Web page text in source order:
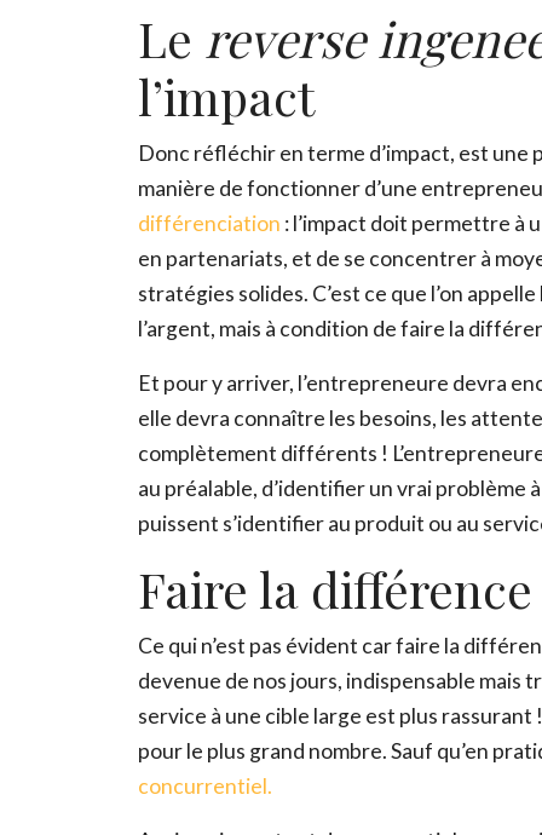
Le reverse
l’impact
Donc réfléchir en terme d’impact, est
manière de fonctionner d’une
différenciation : l’impact doit permettre à
en partenariats, et de se concentrer à
stratégies solides. C’est ce que l’on
l’argent, mais à condition de faire la
Et pour y arriver, l’entrepreneure devra
elle devra connaître les besoins, les
complètement différents !
au préalable, d’identifier un vrai
puissent s’identifier au produit ou au
Faire la
Ce qui n’est pas évident car faire la
devenue de nos jours, indispensable
service à une cible large est plus
pour le plus grand nombre. Sauf qu’en
concurrentiel.